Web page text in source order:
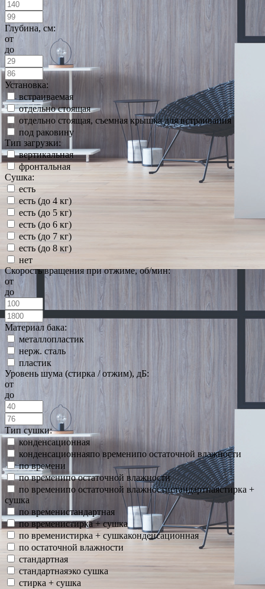
Глубина, см:
от
до
Установка:
встраиваемая
отдельно стоящая
отдельно стоящая, съемная крышка для встраивания
под раковину
Тип загрузки:
вертикальная
фронтальная
Сушка:
есть
есть (до 4 кг)
есть (до 5 кг)
есть (до 6 кг)
есть (до 7 кг)
есть (до 8 кг)
нет
Скорость вращения при отжиме, об/мин:
от
до
Материал бака:
металлопластик
нерж. сталь
пластик
Уровень шума (стирка / отжим), дБ:
от
до
Тип сушки:
конденсационная
конденсационнаяпо временипо остаточной влажности
по времени
по временипо остаточной влажности
по временипо остаточной влажностистандартнаястирка +
сушка
по временистандартная
по временистирка + сушка
по временистирка + сушкаконденсационная
по остаточной влажности
стандартная
стандартнаяэко сушка
стирка + сушка